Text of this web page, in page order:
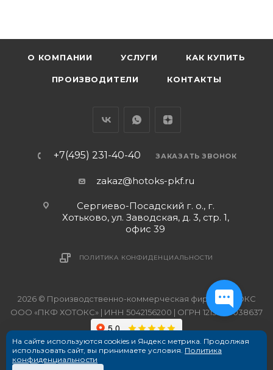
О КОМПАНИИ УСЛУГИ КАК КУПИТЬ
ПРОИЗВОДИТЕЛИ КОНТАКТЫ
+7(495) 231-40-40 ЗАКАЗАТЬ ЗВОНОК
zakaz@hotoks-pkf.ru
Сергиево-Посадский г. о., г.
Хотьково, ул. Заводская, д. 3, стр. 1,
офис 39
ПОЛИТИКА КОНФИДЕНЦИАЛЬНОСТИ
2026 © Производственно-коммерческая фирма ХОТОКС
ООО «ПКФ ХОТОКС» | ИНН 5042156200 | ОГРН 1215000038637
На сайте используются cookies и Яндекс метрика. Продолжая
использовать сайт, вы принимаете условия. Политика
конфиденциальности